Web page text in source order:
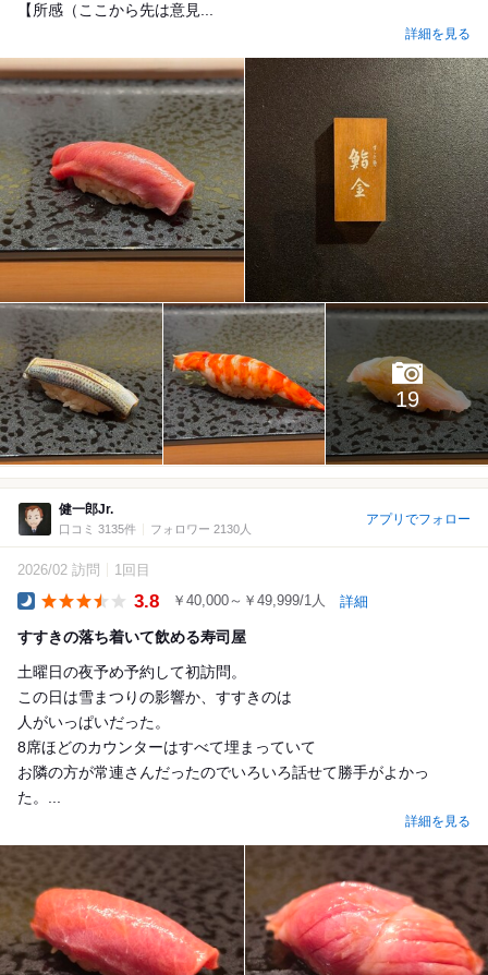
【所感（ここから先は意見...
詳細を見る
19
健一郎Jr.
口コミ 3135件 フォロワー 2130人
アプリでフォロー
2026/02 訪問 1回目
3.8 ￥40,000～￥49,999/1人 詳細
すすきの落ち着いて飲める寿司屋
土曜日の夜予め予約して初訪問。
この日は雪まつりの影響か、すすきのは
人がいっぱいだった。
8席ほどのカウンターはすべて埋まっていて
お隣の方が常連さんだったのでいろいろ話せて勝手がよかっ
た。...
詳細を見る